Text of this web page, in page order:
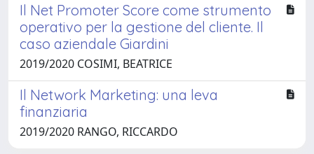
Il Net Promoter Score come strumento
operativo per la gestione del cliente. Il
caso aziendale Giardini
2019/2020 COSIMI, BEATRICE
Il Network Marketing: una leva
finanziaria
2019/2020 RANGO, RICCARDO